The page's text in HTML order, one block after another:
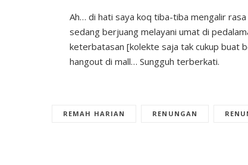
Ah… di hati saya koq tiba-tiba mengalir
sedang berjuang melayani umat di
keterbatasan [kolekte saja tak cukup buat
hangout di mall… Sungguh terberkati.
REMAH HARIAN RENUNGAN